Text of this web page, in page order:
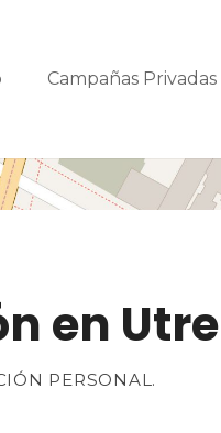
Campañas
en
PERSONAL.